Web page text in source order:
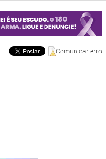
Comunicar erro